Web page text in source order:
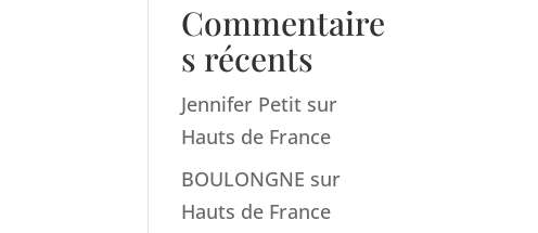
Commentaire
s récents
Jennifer Petit sur
Hauts de France
BOULONGNE sur
Hauts de France